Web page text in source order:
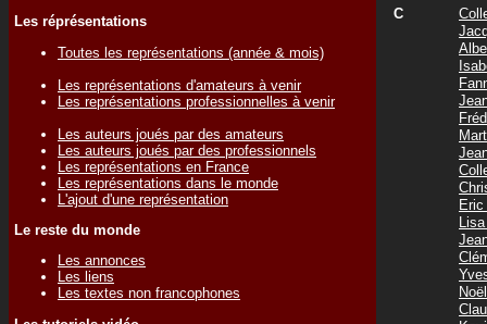
Les réprésentations
Toutes les représentations (année & mois)
Les représentations d'amateurs à venir
Les représentations professionnelles à venir
Les auteurs joués par des amateurs
Les auteurs joués par des professionnels
Les représentations en France
Les représentations dans le monde
L'ajout d'une représentation
Le reste du monde
Les annonces
Les liens
Les textes non francophones
C